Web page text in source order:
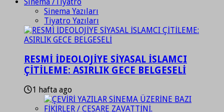
Sinema Yazıları
Tiyatro Yazıları
RESMİ İDEOLOJİYE SİYASAL İSLAMCI
ÇİTİLEME: ASIRLIK GECE BELGESELİ
1 hafta ago